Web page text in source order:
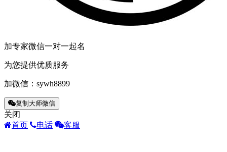
加专家微信一对一起名
为您提供优质服务
加微信： sywh8899
复制大师微信
关闭
首页
电话 客服